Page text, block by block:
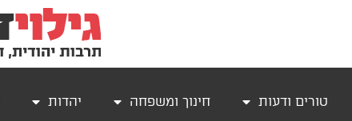
טורים ודעות חינוך ומשפחה יהדות